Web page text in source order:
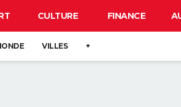
CULTURE FINANCE
VILLES +